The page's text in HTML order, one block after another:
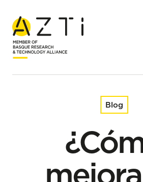
Inicio
Blog
¿Cómo mejorar la seguridad laboral
Blog